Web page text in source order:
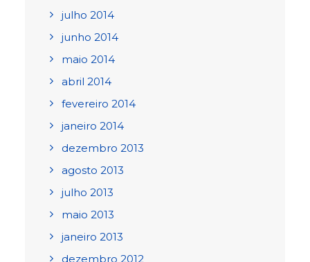
julho 2014
junho 2014
maio 2014
abril 2014
fevereiro 2014
janeiro 2014
dezembro 2013
agosto 2013
julho 2013
maio 2013
janeiro 2013
dezembro 2012